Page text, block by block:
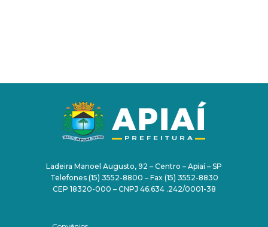
Ladeira Manoel Augusto, 92 – Centro – Apiaí – SP
Telefones (15) 3552-8800 – Fax (15) 3552-8830
CEP 18320-000 – CNPJ 46.634 .242/0001-38